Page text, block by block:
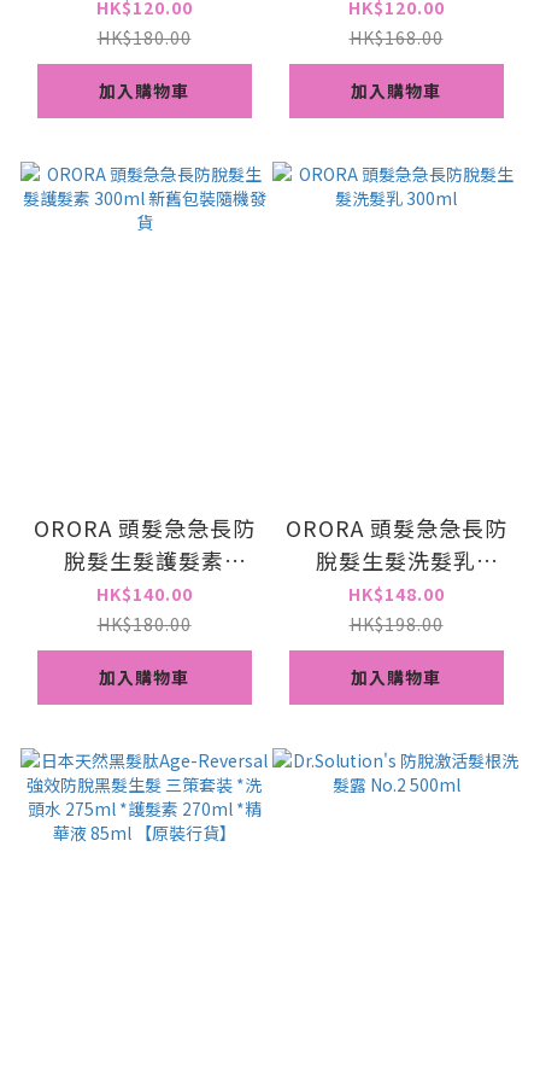
HK$120.00
HK$180.00
加入購物車
HK$120.00
HK$168.00
加入購物車
ORORA 頭髮急急長防
脫髮生髮護髮素
300ml 新舊包裝隨機
發貨
HK$140.00
HK$180.00
加入購物車
ORORA 頭髮急急長防
脫髮生髮洗髮乳
300ml
HK$148.00
HK$198.00
加入購物車